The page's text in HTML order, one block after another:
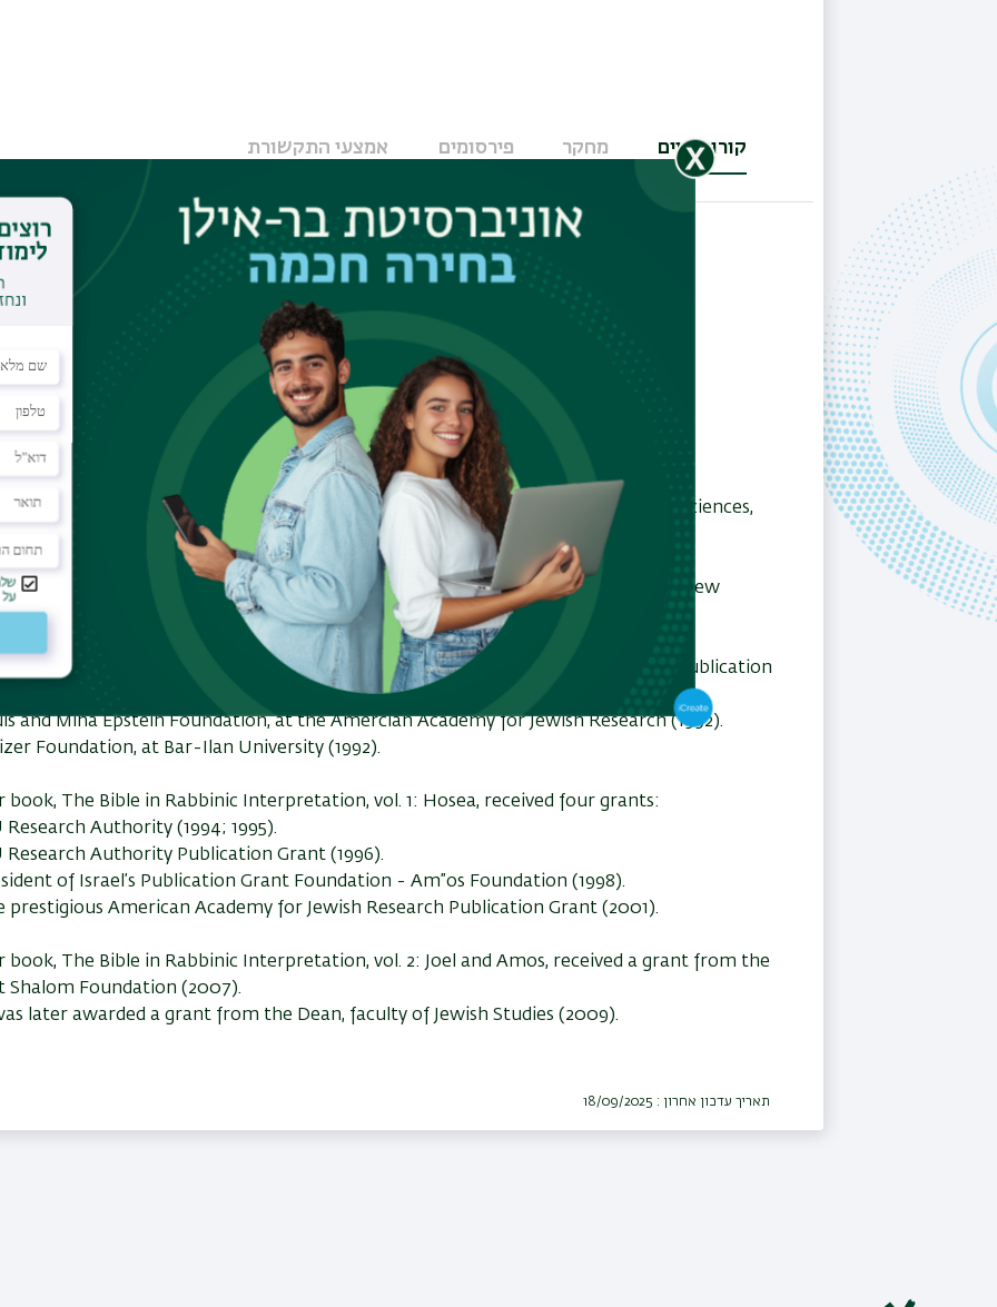
קורות חיים
(לשונית
פעילה)
מחקר פירסומים אמצעי התקשורת
AWARDS
University (1970)
Foundation, Yeshiva University (1972-1973)
Foundation for Jewish Culture (1972-1973)
Foundation for Jewish Culture (1973)
on behalf of: The Institute of Oriental Studies of the Russian Academy of Sciences,
branch (August-September 1990)
Rabbi Dr. Samuel Belkin Literary Award, Yeshiva University, 1995 – for my book: New
for the Pentateuch Text in the Aleppo Codex.
New Evidence for the Pentateuch Text in the Aleppo Codex, received two publication
and Mina Epstein Foundation, at the Amercian Academy for Jewish Research (1992).
Foundation, at Bar-Ilan University (1992).
book, The Bible in Rabbinic Interpretation, vol. 1: Hosea, received four grants:
Research Authority (1994; 1995).
Research Authority Publication Grant (1996).
of Israel’s Publication Grant Foundation - Am”os Foundation (1998).
prestigious American Academy for Jewish Research Publication Grant (2001).
book, The Bible in Rabbinic Interpretation, vol. 2: Joel and Amos, received a grant from the
Shalom Foundation (2007).
later awarded a grant from the Dean, faculty of Jewish Studies (2009).
תאריך עדכון אחרון : 18/09/2025